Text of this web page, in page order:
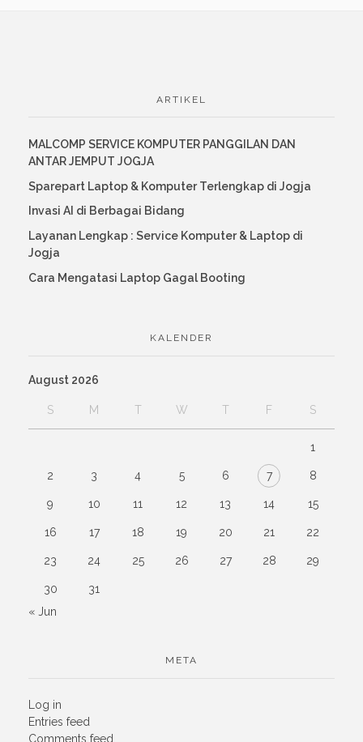
ARTIKEL
MALCOMP SERVICE KOMPUTER PANGGILAN DAN
ANTAR JEMPUT JOGJA
Sparepart Laptop & Komputer Terlengkap di Jogja
Invasi AI di Berbagai Bidang
Layanan Lengkap : Service Komputer & Laptop di
Jogja
Cara Mengatasi Laptop Gagal Booting
KALENDER
August 2026
S M T W T F S
1
2 3 4 5 6 7 8
9 10 11 12 13 14 15
16 17 18 19 20 21 22
23 24 25 26 27 28 29
30
31
« Jun
META
Log in
Entries feed
Comments feed